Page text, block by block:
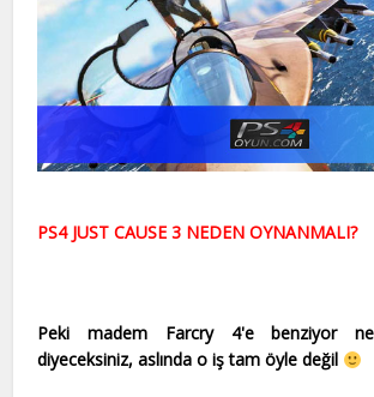
PS4 JUST CAUSE 3 NEDEN OYNANMALI?
Peki madem Farcry 4'e benziyor
diyeceksiniz, aslında o iş tam öyle değil